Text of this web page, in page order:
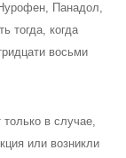
Панадол,
тогда, когда
восьми
в случае,
или возникли